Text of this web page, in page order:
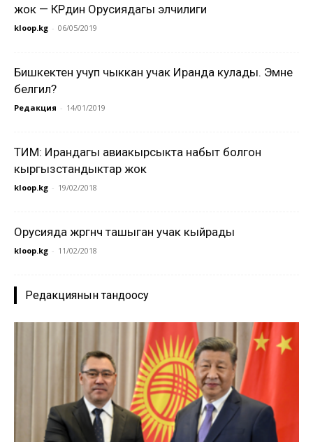
жок — КРдин Орусиядагы элчилиги
kloop.kg - 06/05/2019
Бишкектен учуп чыккан учак Иранда кулады. Эмне
белгилүү?
Редакция - 14/01/2019
ТИМ: Ирандагы авиакырсыкта набыт болгон
кыргызстандыктар жок
kloop.kg - 19/02/2018
Орусияда жүргүнчү ташыган учак кыйрады
kloop.kg - 11/02/2018
Редакциянын тандоосу